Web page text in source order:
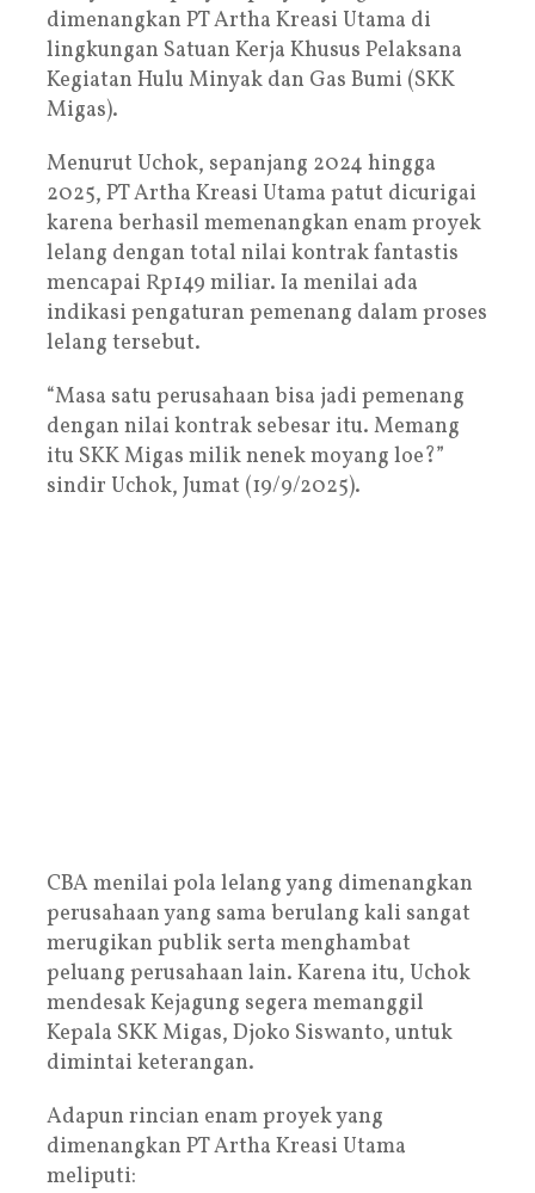
dimenangkan PT Artha Kreasi Utama di
lingkungan Satuan Kerja Khusus Pelaksana
Kegiatan Hulu Minyak dan Gas Bumi (SKK
Migas).
Menurut Uchok, sepanjang 2024 hingga
2025, PT Artha Kreasi Utama patut dicurigai
karena berhasil memenangkan enam proyek
lelang dengan total nilai kontrak fantastis
mencapai Rp149 miliar. Ia menilai ada
indikasi pengaturan pemenang dalam proses
lelang tersebut.
“Masa satu perusahaan bisa jadi pemenang
dengan nilai kontrak sebesar itu. Memang
itu SKK Migas milik nenek moyang loe?”
sindir Uchok, Jumat (19/9/2025).
CBA menilai pola lelang yang dimenangkan
perusahaan yang sama berulang kali sangat
merugikan publik serta menghambat
peluang perusahaan lain. Karena itu, Uchok
mendesak Kejagung segera memanggil
Kepala SKK Migas, Djoko Siswanto, untuk
dimintai keterangan.
Adapun rincian enam proyek yang
dimenangkan PT Artha Kreasi Utama
meliputi: